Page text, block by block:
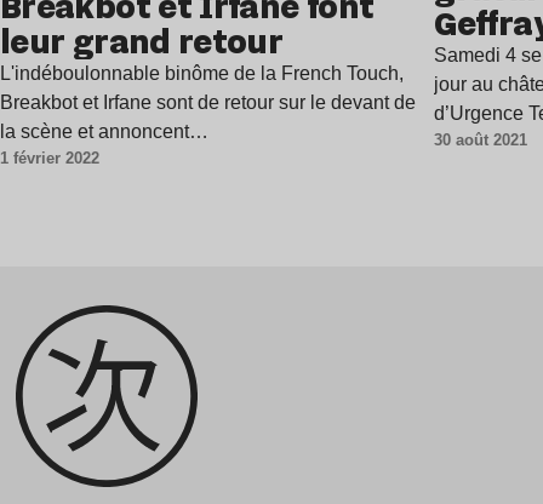
leur grand retour
L'indéboulonnable binôme de la French Touch,
Breakbot et Irfane sont de retour sur le devant de
la scène et annoncent…
1 février 2022
Samedi 4
jour au
d’Urgence
30 août 2021